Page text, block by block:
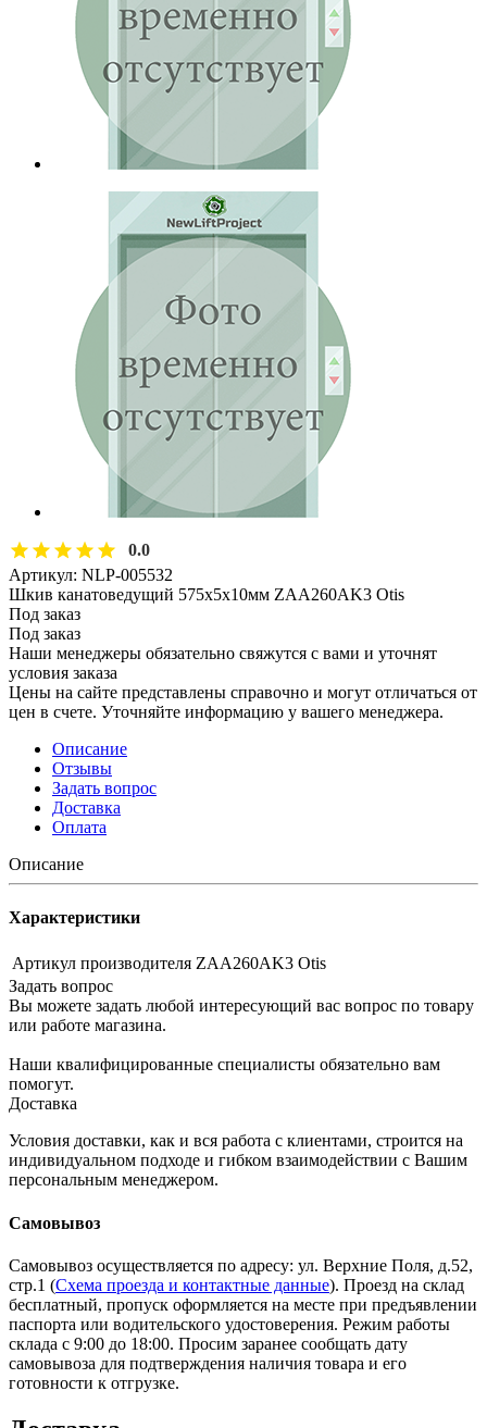
0.0
Артикул: NLP-005532
Шкив канатоведущий 575х5х10мм ZAA260AK3 Otis
Под заказ
Под заказ
Наши менеджеры обязательно свяжутся с вами и уточнят
условия заказа
Цены на сайте представлены справочно и могут отличаться от
цен в счете. Уточняйте информацию у вашего менеджера.
Описание
Отзывы
Задать вопрос
Доставка
Оплата
Описание
Характеристики
Артикул производителя ZAA260AK3 Otis
Задать вопрос
Вы можете задать любой интересующий вас вопрос по товару
или работе магазина.
Наши квалифицированные специалисты обязательно вам
помогут.
Доставка
Условия доставки, как и вся работа с клиентами, строится на
индивидуальном подходе и гибком взаимодействии с Вашим
персональным менеджером.
Самовывоз
Самовывоз осуществляется по адресу: ул. Верхние Поля, д.52,
стр.1 (Схема проезда и контактные данные). Проезд на склад
бесплатный, пропуск оформляется на месте при предъявлении
паспорта или водительского удостоверения. Режим работы
склада с 9:00 до 18:00. Просим заранее сообщать дату
самовывоза для подтверждения наличия товара и его
готовности к отгрузке.